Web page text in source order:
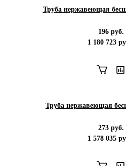
Труба нержавеющая
196руб.
1 180 723
Труба нержавеющая
273руб.
1 578 035